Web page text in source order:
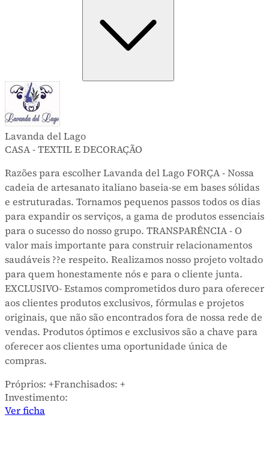
Lavanda del Lago
CASA - TEXTIL E DECORAÇÃO
Razões para escolher Lavanda del Lago FORÇA - Nossa
cadeia de artesanato italiano baseia-se em bases sólidas
e estruturadas. Tornamos pequenos passos todos os dias
para expandir os serviços, a gama de produtos essenciais
para o sucesso do nosso grupo. TRANSPARÊNCIA - O
valor mais importante para construir relacionamentos
saudáveis ??e respeito. Realizamos nosso projeto voltado
para quem honestamente nós e para o cliente junta.
EXCLUSIVO- Estamos comprometidos duro para oferecer
aos clientes produtos exclusivos, fórmulas e projetos
originais, que não são encontrados fora de nossa rede de
vendas. Produtos óptimos e exclusivos são a chave para
oferecer aos clientes uma oportunidade única de
compras.
Próprios: +Franchisados: +
Investimento:
Ver ficha